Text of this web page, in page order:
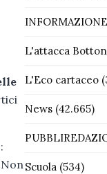
L'attacca
L'Eco cartaceo
News(42.665)
Scuola(534)